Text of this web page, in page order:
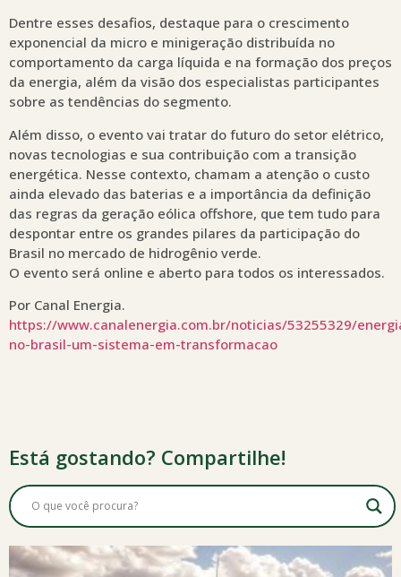
Dentre esses desafios, destaque para o crescimento
exponencial da micro e minigeração distribuída no
comportamento da carga líquida e na formação dos preços
da energia, além da visão dos especialistas participantes
sobre as tendências do segmento.
Além disso, o evento vai tratar do futuro do setor elétrico,
novas tecnologias e sua contribuição com a transição
energética. Nesse contexto, chamam a atenção o custo
ainda elevado das baterias e a importância da definição
das regras da geração eólica offshore, que tem tudo para
despontar entre os grandes pilares da participação do
Brasil no mercado de hidrogênio verde.
O evento será online e aberto para todos os interessados.
Por Canal Energia.
https://www.canalenergia.com.br/noticias/53255329/
no-brasil-um-sistema-em-transformacao
Está gostando? Compartilhe!